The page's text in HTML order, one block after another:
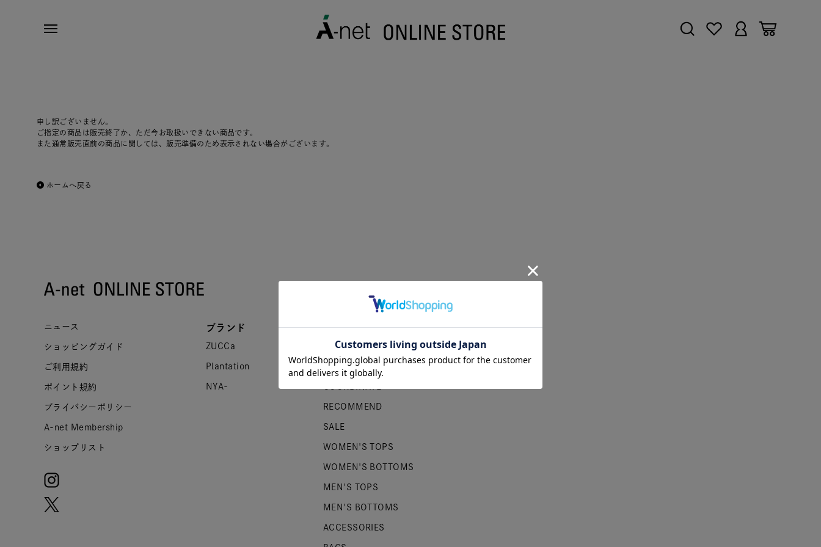
申し訳ございません。
ご指定の商品は販売終了か、ただ今お取扱いできない商品です。
また通常販売直前の商品に関しては、販売準備のため表示されない場合がございます。
ホームへ戻る
ニュース
ショッピングガイド
ご利用規約
ポイント規約
プライバシーポリシー
A-net Membership
ショップリスト
ブランド
ZUCCa
Plantation
NYA-
カテゴリー
NEW ITEMS
PRE ORDER
RECOMMEND
SALE
WOMEN'S TOPS
WOMEN'S BOTTOMS
MEN'S TOPS
MEN'S BOTTOMS
ACCESSORIES